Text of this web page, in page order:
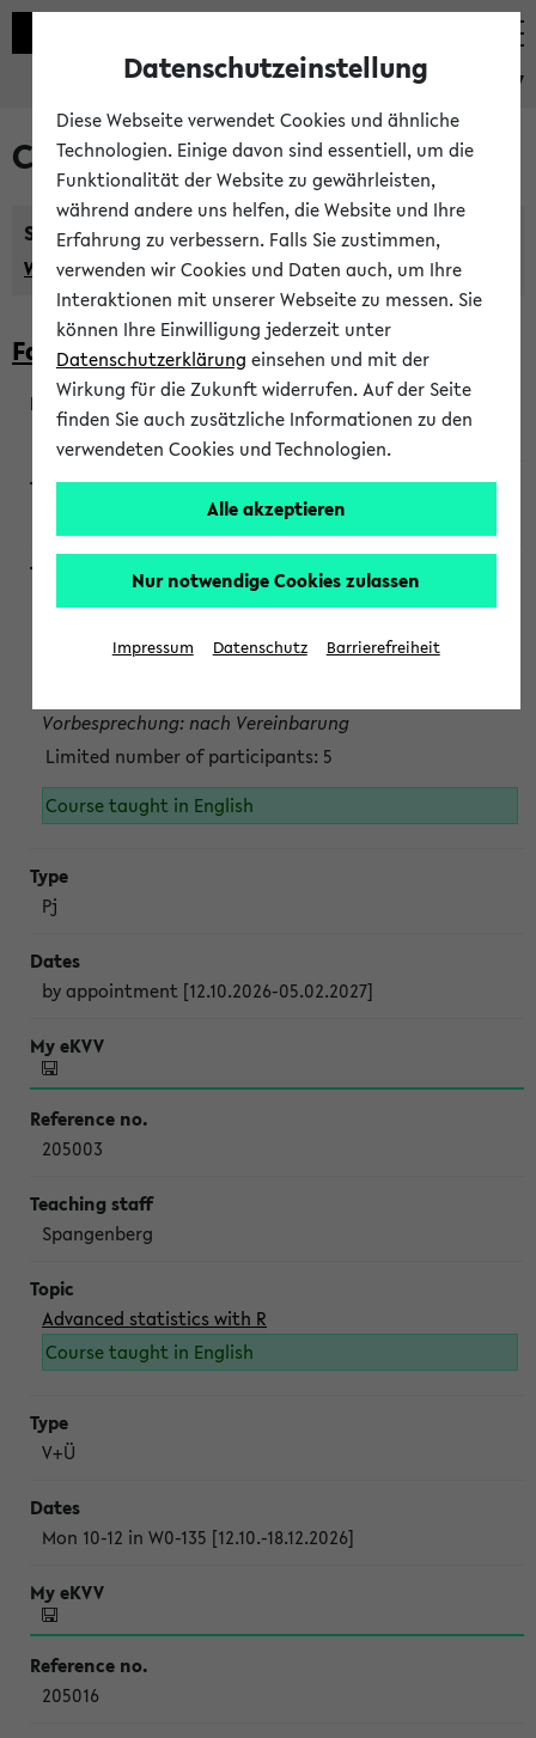
eKVV
Courses taught in English
Semester:
WiSe 2026/2027 SoSe 2026 Previous...
Faculty of Biology
200923
Wendisch, Peters-Wendisch, Stegelmann
Projektmodul "Bakterielle Biotechnologie"
Persönliche Anmeldung beim Veranstalter ist unbedingt
Vorbesprechung: nach Vereinbarung
Limited number of participants: 5
Course taught in English
Pj
by appointment [12.10.2026-05.02.2027]
205003
Spangenberg
Advanced statistics with R
Course taught in English
V+Ü
Mon 10-12 in W0-135 [12.10.-18.12.2026]
205016
Datenschutzeinstellung
Diese Webseite verwendet Cookies und ähnliche
Technologien. Einige davon sind essentiell, um die
Funktionalität der Website zu gewährleisten,
während andere uns helfen, die Website und Ihre
Erfahrung zu verbessern. Falls Sie zustimmen,
verwenden wir Cookies und Daten auch, um Ihre
Interaktionen mit unserer Webseite zu messen. Sie
können Ihre Einwilligung jederzeit unter
Datenschutzerklärung einsehen und mit der
Wirkung für die Zukunft widerrufen. Auf der Seite
finden Sie auch zusätzliche Informationen zu den
verwendeten Cookies und Technologien.
Alle akzeptieren
Nur notwendige Cookies zulassen
Impressum Datenschutz Barrierefreiheit